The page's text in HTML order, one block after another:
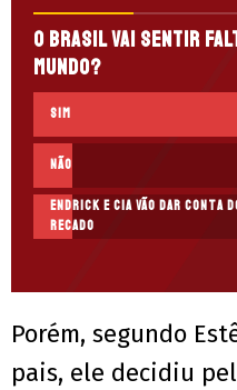
O Brasil vai sentir
Mundo?
SIM
NÃO
Endrick e Cia vão dar conta
recado
Porém, segundo
pais, ele decidiu